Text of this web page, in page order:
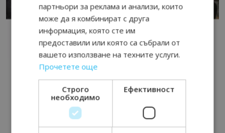
партньори за реклама и анализи, които
може да я комбинират с друга
информация, която сте им
предоставили или която са събрали от
вашето използване на техните услуги.
Прочетете още
Строго
необходимо
Ефективност